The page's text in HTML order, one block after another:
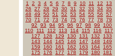
1 2 3 4 5 6 7 8 9 10 11 12
13
26
27 28 29 30 31 32 33 34 35
48
49 50 51 52 53 54 55 56
57
70 71 72 73 74 75 76 77 78
79
92
93 94 95 96 97 98 99
100
110
111 112 113 114 115 116
117
127
128 129 130 131 132
133
143
144 145 146 147 148
149
159
160 161 162 163 164
165
175
176 177 178 179 180
181